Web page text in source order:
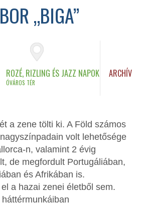
„BIGA”
ROZÉ, RIZLING ÉS JAZZ NAPOK
ÓVÁROS TÉR
ARCHÍV
a zene tölti ki. A Föld számos
volt lehetősége
n, valamint 2 évig
de megfordult Portugáliában,
és Afrikában is.
a hazai zenei életből sem.